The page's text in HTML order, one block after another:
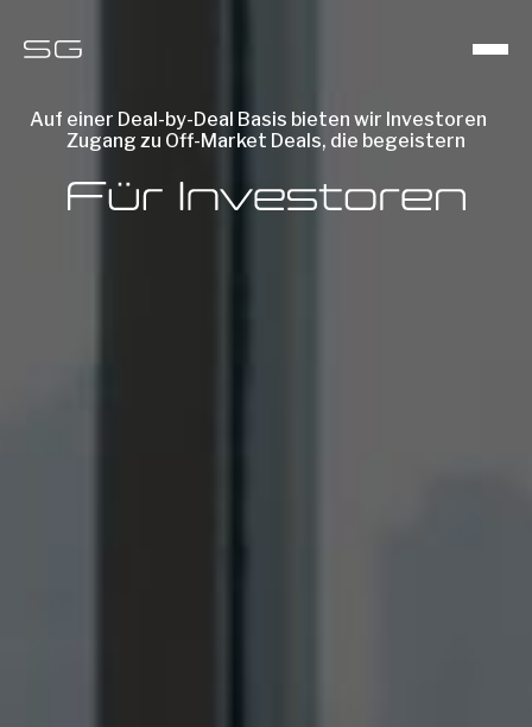
Auf einer Deal-by-Deal Basis bieten wir Investoren
Zugang zu Off-Market Deals, die begeistern